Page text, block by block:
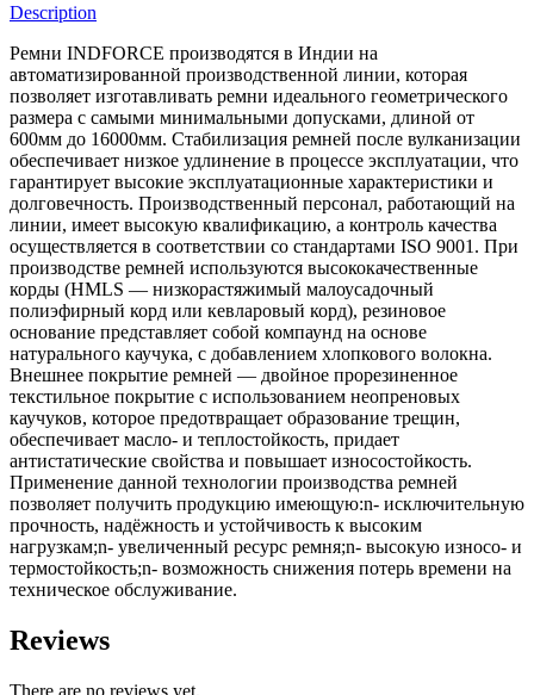
Description
Ремни INDFORCE производятся в Индии на
автоматизированной производственной линии, которая
позволяет изготавливать ремни идеального геометрического
размера с самыми минимальными допусками, длиной от
600мм до 16000мм. Стабилизация ремней после вулканизации
обеспечивает низкое удлинение в процессе эксплуатации, что
гарантирует высокие эксплуатационные характеристики и
долговечность. Производственный персонал, работающий на
линии, имеет высокую квалификацию, а контроль качества
осуществляется в соответствии со стандартами ISO 9001. При
производстве ремней используются высококачественные
корды (HMLS — низкорастяжимый малоусадочный
полиэфирный корд или кевларовый корд), резиновое
основание представляет собой компаунд на основе
натурального каучука, с добавлением хлопкового волокна.
Внешнее покрытие ремней — двойное прорезиненное
текстильное покрытие с использованием неопреновых
каучуков, которое предотвращает образование трещин,
обеспечивает масло- и теплостойкость, придает
антистатические свойства и повышает износостойкость.
Применение данной технологии производства ремней
позволяет получить продукцию имеющую:n- исключительную
прочность, надёжность и устойчивость к высоким
нагрузкам;n- увеличенный ресурс ремня;n- высокую износо- и
термостойкость;n- возможность снижения потерь времени на
техническое обслуживание.
Reviews
There are no reviews yet.